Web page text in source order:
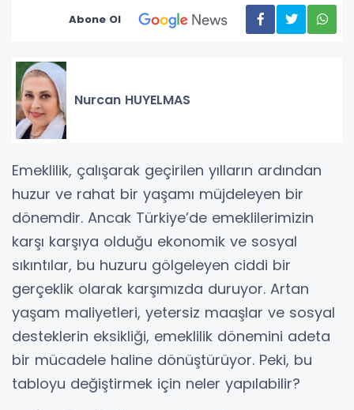
Abone Ol
Nurcan HUYELMAS
Emeklilik, çalışarak geçirilen yılların ardından
huzur ve rahat bir yaşamı müjdeleyen bir
dönemdir. Ancak Türkiye’de emeklilerimizin
karşı karşıya olduğu ekonomik ve sosyal
sıkıntılar, bu huzuru gölgeleyen ciddi bir
gerçeklik olarak karşımızda duruyor. Artan
yaşam maliyetleri, yetersiz maaşlar ve sosyal
desteklerin eksikliği, emeklilik dönemini adeta
bir mücadele haline dönüştürüyor. Peki, bu
tabloyu değiştirmek için neler yapılabilir?